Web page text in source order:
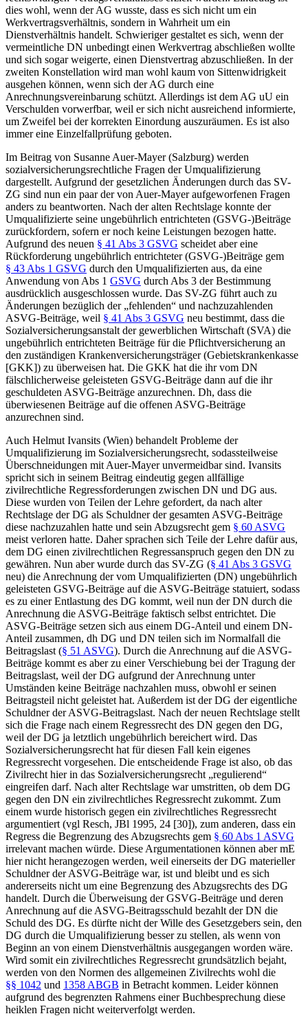
dies wohl, wenn der AG wusste, dass es sich nicht um ein
Werkvertragsverhältnis, sondern in Wahrheit um ein
Dienstverhältnis handelt. Schwieriger gestaltet es sich, wenn der
vermeintliche DN unbedingt einen Werkvertrag abschließen wollte
und sich sogar weigerte, einen Dienstvertrag abzuschließen. In der
zweiten Konstellation wird man wohl kaum von Sittenwidrigkeit
ausgehen können, wenn sich der AG durch eine
Anrechnungsvereinbarung schützt. Allerdings ist dem AG uU ein
Verschulden vorwerfbar, weil er sich nicht ausreichend informierte,
um Zweifel bei der korrekten Einordung auszuräumen. Es ist also
immer eine Einzelfallprüfung geboten.
Im Beitrag von Susanne Auer-Mayer(Salzburg) werden
sozialversicherungsrechtliche Fragen der Umqualifizierung
dargestellt. Aufgrund der gesetzlichen Änderungen durch das SV-
ZG sind nun ein paar der von Auer-Mayeraufgeworfenen Fragen
anders zu beantworten. Nach der alten Rechtslage konnte der
Umqualifizierte seine ungebührlich entrichteten (GSVG-)Beiträge
zurückfordern, sofern er noch keine Leistungen bezogen hatte.
Aufgrund des neuen § 41 Abs 3 GSVG scheidet aber eine
Rückforderung ungebührlich entrichteter (GSVG-)Beiträge gem
§ 43 Abs 1 GSVG durch den Umqualifizierten aus, da eine
Anwendung von Abs 1 GSVG durch Abs 3 der Bestimmung
ausdrücklich ausgeschlossen wurde. Das SV-ZG führt auch zu
Änderungen bezüglich der „fehlenden“ und nachzuzahlenden
ASVG-Beiträge, weil § 41 Abs 3 GSVG neu bestimmt, dass die
Sozialversicherungsanstalt der gewerblichen Wirtschaft (SVA) die
ungebührlich entrichteten Beiträge für die Pflichtversicherung an
den zuständigen Krankenversicherungsträger (Gebietskrankenkasse
[GKK]) zu überweisen hat. Die GKK hat die ihr vom DN
fälschlicherweise geleisteten GSVG-Beiträge dann auf die ihr
geschuldeten ASVG-Beiträge anzurechnen. Dh, dass die
überwiesenen Beiträge auf die offenen ASVG-Beiträge
anzurechnen sind.
Auch Helmut Ivansits (Wien) behandelt Probleme der
Umqualifizierung im Sozialversicherungsrecht, sodassteilweise
Überschneidungen mit Auer-Mayerunvermeidbar sind. Ivansits
spricht sich in seinem Beitrag eindeutig gegen allfällige
zivilrechtliche Regressforderungen zwischen DN und DG aus.
Diese wurden von Teilen der Lehre gefordert, da nach alter
Rechtslage der DG als Schuldner der gesamten ASVG-Beiträge
diese nachzuzahlen hatte und sein Abzugsrecht gem § 60 ASVG
meist verloren hatte. Daher sprachen sich Teile der Lehre dafür aus,
dem DG einen zivilrechtlichen Regressanspruch gegen den DN zu
gewähren. Nun aber wurde durch das SV-ZG (§ 41 Abs 3 GSVG
neu) die Anrechnung der vom Umqualifizierten (DN) ungebührlich
geleisteten GSVG-Beiträge auf die ASVG-Beiträge statuiert, sodass
es zu einer Entlastung des DG kommt, weil nun der DN durch die
Anrechnung die ASVG-Beiträge faktisch selbst entrichtet. Die
ASVG-Beiträge setzen sich aus einem DG-Anteil und einem DN-
Anteil zusammen, dh DG und DN teilen sich im Normalfall die
Beitragslast (§ 51 ASVG). Durch die Anrechnung auf die ASVG-
Beiträge kommt es aber zu einer Verschiebung bei der Tragung der
Beitragslast, weil der DG aufgrund der Anrechnung unter
Umständen keine Beiträge nachzahlen muss, obwohl er seinen
Beitragsteil nicht geleistet hat. Außerdem ist der DG der eigentliche
Schuldner der ASVG-Beitragslast. Nach der neuen Rechtslage stellt
sich die Frage nach einem Regressrecht des DN gegen den DG,
weil der DG ja letztlich ungebührlich bereichert wird. Das
Sozialversicherungsrecht hat für diesen Fall kein eigenes
Regressrecht vorgesehen. Die entscheidende Frage ist also, ob das
Zivilrecht hier in das Sozialversicherungsrecht „regulierend“
eingreifen darf. Nach alter Rechtslage war umstritten, ob dem DG
gegen den DN ein zivilrechtliches Regressrecht zukommt. Zum
einem wurde historisch gegen ein zivilrechtliches Regressrecht
argumentiert (vgl Resch, JBl 1995, 24 [30]), zum anderen, dass ein
Regress die Begrenzung des Abzugsrechts gem § 60 Abs 1 ASVG
irrelevant machen würde. Diese Argumentationen können aber mE
hier nicht herangezogen werden, weil einerseits der DG materieller
Schuldner der ASVG-Beiträge war, ist und bleibt und es sich
andererseits nicht um eine Begrenzung des Abzugsrechts des DG
handelt. Durch die Überweisung der GSVG-Beiträge und deren
Anrechnung auf die ASVG-Beitragsschuld bezahlt der DN die
Schuld des DG. Es dürfte nicht der Wille des Gesetzgebers sein, den
DG durch die Umqualifizierung besser zu stellen, als wenn von
Beginn an von einem Dienstverhältnis ausgegangen worden wäre.
Wird somit ein zivilrechtliches Regressrecht grundsätzlich bejaht,
werden von den Normen des allgemeinen Zivilrechts wohl die
§§ 1042 und 1358 ABGB in Betracht kommen. Leider können
aufgrund des begrenzten Rahmens einer Buchbesprechung diese
heiklen Fragen nicht weiterverfolgt werden.